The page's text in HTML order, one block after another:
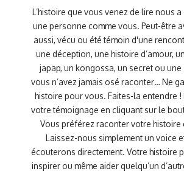
L’histoire que vous venez de lire nous
une personne comme vous. Peut-être
aussi, vécu ou été témoin d'une
une déception, une histoire d’amour,
japap, un kongossa, un secret ou
vous n’avez jamais osé raconter… Ne
histoire pour vous. Faites-la entendre !
votre témoignage en cliquant sur le
Vous préférez raconter votre histoire
Laissez-nous simplement un voice
écouterons directement. Votre histoire
inspirer ou même aider quelqu’un